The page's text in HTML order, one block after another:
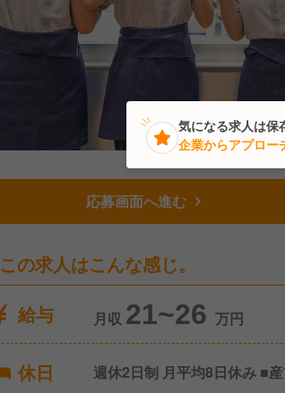
応募画面へ進む
この求人はこんな感じ。
給与
月収 21~26 万円
休日
週休2日制 月平均8日休み ■産前産後休暇・育児休
気になる求人は保
企業からアプロー